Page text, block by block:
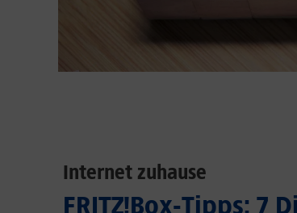
Internet zuhause
FRITZ!Box-Tipps: 7